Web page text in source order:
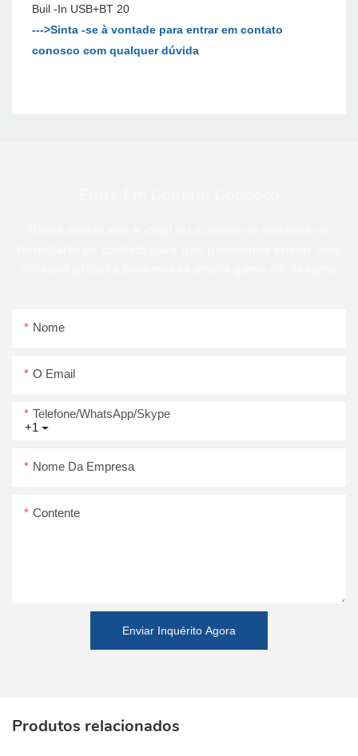
--->Sinta -se à vontade para entrar em contato
conosco com qualquer dúvida
Nome
O Email
+1
Telefone/WhatsApp/Skype
Nome Da Empresa
Contente
Enviar Inquérito Agora
Produtos relacionados